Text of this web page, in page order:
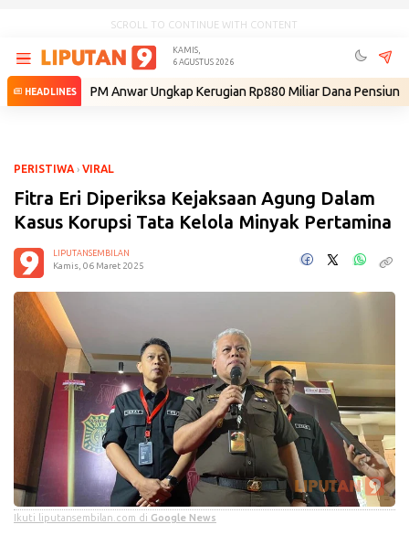
SCROLL TO CONTINUE WITH CONTENT
KAMIS,
6 AGUSTUS 2026
HEADLINES
• PM Anwar Ungkap Kerugian Rp880 Miliar Dana Pensiun Malaysia
PERISTIWA› VIRAL
Fitra Eri Diperiksa Kejaksaan Agung Dalam
Kasus Korupsi Tata Kelola Minyak Pertamina
LIPUTANSEMBILAN
Kamis, 06 Maret 2025
Ikuti liputansembilan.com di Google News